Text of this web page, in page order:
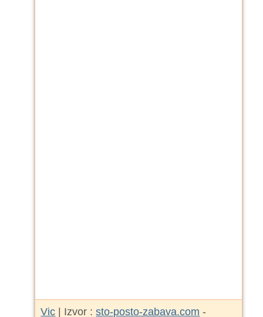
Vic | Izvor :sto-posto-zabava.com -